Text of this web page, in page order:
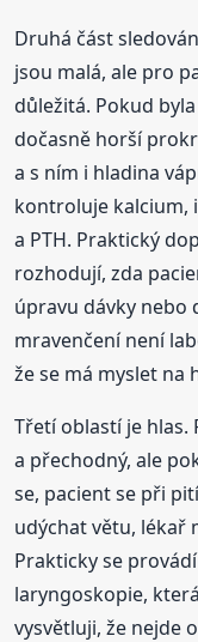
Druhá část
jsou malá, ale pro
důležitá. Pokud
dočasně horší
a s ním i hladina
kontroluje kalcium,
a PTH. Praktický
rozhodují, zda
úpravu dávky nebo
mravenčení není
že se má myslet na
Třetí oblastí je hlas.
a přechodný, ale
se, pacient se při
udýchat větu, lékař
Prakticky se
laryngoskopie,
vysvětluji, že nejde